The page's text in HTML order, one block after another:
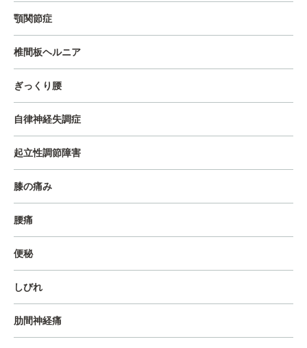
顎関節症
椎間板ヘルニア
ぎっくり腰
自律神経失調症
起立性調節障害
膝の痛み
腰痛
便秘
しびれ
肋間神経痛